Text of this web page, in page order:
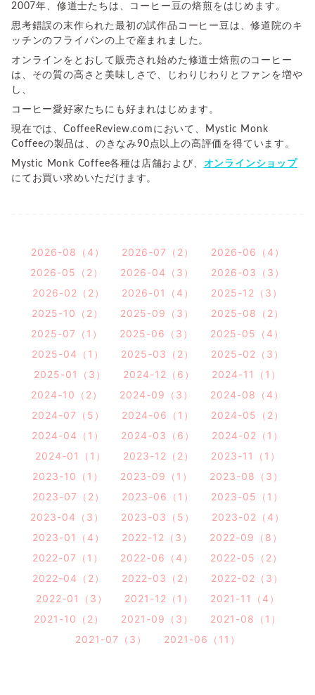
2007年、修道士たちは、コーヒー豆の焙煎をはじめます。
思考錯誤の末作られた最初の試作品コーヒー豆は、修道院のキ
ッチンのフライパンの上で産まれました。
オンラインをとおして販売され始めた修道士焙煎のコーヒー
は、その質の高さと美味しさで、じわりじわりとファンを増や
し、
コーヒー愛好家たちにも好まれはじめます。
現在では、CoffeeReview.comにおいて、Mystic Monk
Coffeeの製品は、のきなみ90点以上の高評価を得ています。
Mystic Monk Coffee各種は店舗および、 オンラインショップ
にてお買い求めいただけます。
2026-08（4） 2026-07（2）
2026-06（4）
2026-05（2）
2026-04（3）
2026-03（3）
2026-02（2）
2026-01（4）
2025-12（3）
2025-10（2）
2025-09（3）
2025-08（2）
2025-07（1）
2025-06（3）
2025-05（4）
2025-04（1）
2025-03（2）
2025-02（3）
2025-01（3）
2024-12（6）
2024-11（1）
2024-10（2）
2024-09（3）
2024-08（4）
2024-07（5）
2024-06（1）
2024-05（2）
2024-04（1）
2024-03（6）
2024-02（1）
2024-01（1）
2023-12（2）
2023-11（1）
2023-10（1）
2023-09（1）
2023-08（3）
2023-07（2）
2023-06（1）
2023-05（1）
2023-04（3）
2023-03（5）
2023-02（4）
2023-01（4）
2022-12（3）
2022-09（8）
2022-07（1）
2022-06（4）
2022-05（2）
2022-04（2）
2022-03（2）
2022-02（3）
2022-01（3）
2021-12（1）
2021-11（4）
2021-10（2）
2021-09（3）
2021-08（1）
2021-07（3）
2021-06（11）